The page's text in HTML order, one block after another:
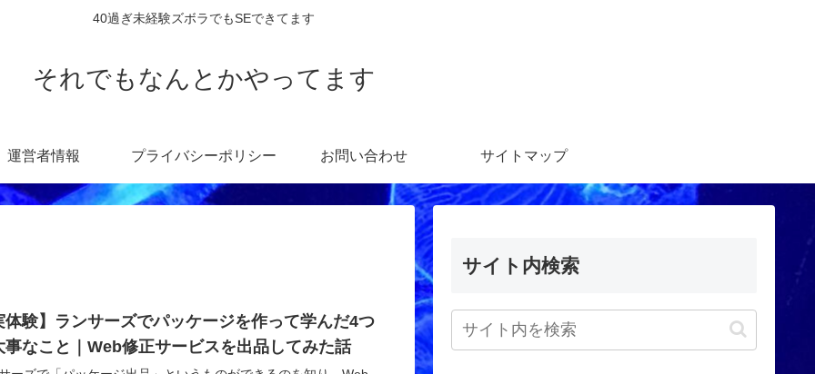
40過ぎ未経験ズボラでもSEできてます
それでもなんとかやってます
運営者情報 プライバシーポリシー お問い合わせ サイトマップ
体験】ランサーズでパッケージを作って学んだ4つ
事なこと｜Web修正サービスを出品してみた話
サイト内検索